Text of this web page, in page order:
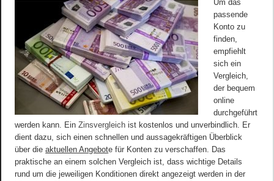
Um das
passende
Konto zu
finden,
empfiehlt
sich ein
Vergleich,
der bequem
online
durchgeführt
werden kann. EinZinsvergleichist kostenlos und unverbindlich. Er
dient dazu, sich einen schnellen und aussagekräftigen Überblick
über dieaktuellen Angebote für Konten zu verschaffen. Das
praktische an einem solchen Vergleich ist, dass wichtige Details
rund um die jeweiligen Konditionen direkt angezeigt werden in der